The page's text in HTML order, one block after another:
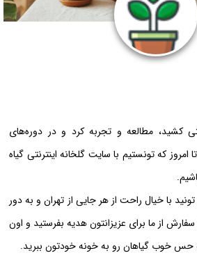
مطالعه و تجربه کرد و در دوره‌های
که تونستیم با سایت گلخانه اینترنتی گیاه
با خیال راحت از هر جایی از تهران و به‌ دور
از ما برای عزیزانتون هدیه بفرستید و اون
حس خوب گیاهان رو به خونه خودتون ببرید.